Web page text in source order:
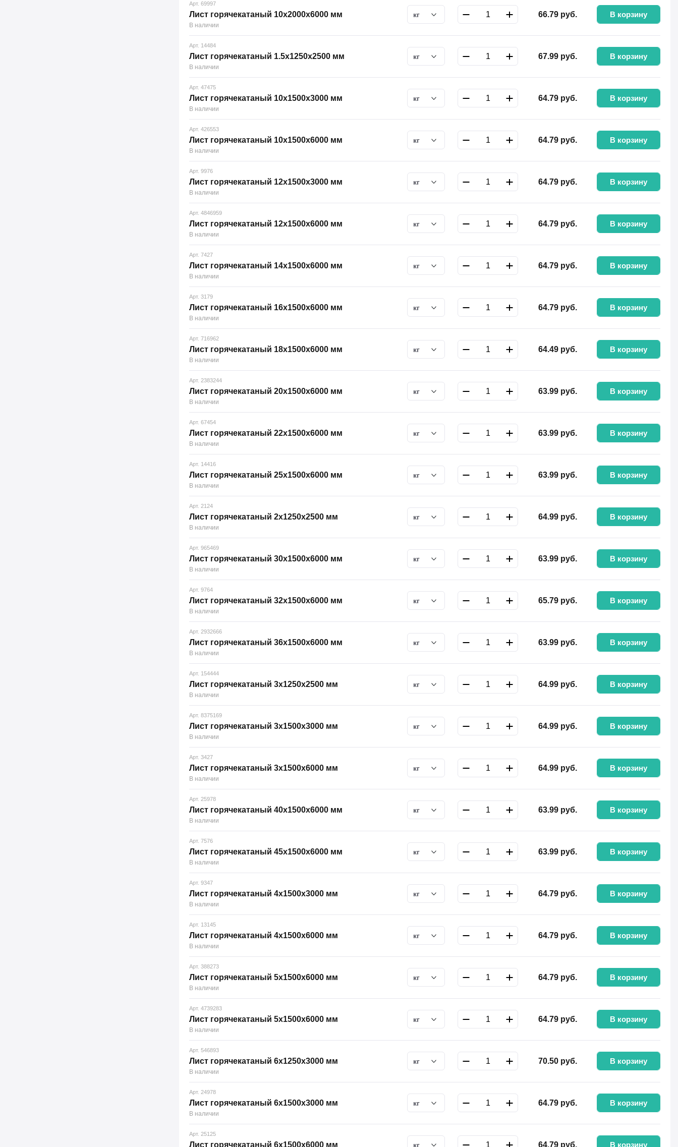
Арт. 69997
Лист горячекатаный 10х2000х6000 мм
В наличии
кг 66.79 руб. В корзину
Арт. 14484
Лист горячекатаный 1.5х1250х2500 мм
В наличии
кг 67.99 руб. В корзину
Арт. 47475
Лист горячекатаный 10х1500х3000 мм
В наличии
кг 64.79 руб. В корзину
Арт. 426553
Лист горячекатаный 10х1500х6000 мм
В наличии
кг 64.79 руб. В корзину
Арт. 9976
Лист горячекатаный 12х1500х3000 мм
В наличии
кг 64.79 руб. В корзину
Арт. 4846959
Лист горячекатаный 12х1500х6000 мм
В наличии
кг 64.79 руб. В корзину
Арт. 7427
Лист горячекатаный 14х1500х6000 мм
В наличии
кг 64.79 руб. В корзину
Арт. 3179
Лист горячекатаный 16х1500х6000 мм
В наличии
кг 64.79 руб. В корзину
Арт. 716962
Лист горячекатаный 18х1500х6000 мм
В наличии
кг 64.49 руб. В корзину
Арт. 2383244
Лист горячекатаный 20х1500х6000 мм
В наличии
кг 63.99 руб. В корзину
Арт. 67454
Лист горячекатаный 22х1500х6000 мм
В наличии
кг 63.99 руб. В корзину
Арт. 14416
Лист горячекатаный 25х1500х6000 мм
В наличии
кг 63.99 руб. В корзину
Арт. 2124
Лист горячекатаный 2х1250х2500 мм
В наличии
кг 64.99 руб. В корзину
Арт. 965469
Лист горячекатаный 30х1500х6000 мм
В наличии
кг 63.99 руб. В корзину
Арт. 9764
Лист горячекатаный 32х1500х6000 мм
В наличии
кг 65.79 руб. В корзину
Арт. 2932666
Лист горячекатаный 36х1500х6000 мм
В наличии
кг 63.99 руб. В корзину
Арт. 154444
Лист горячекатаный 3х1250х2500 мм
В наличии
кг 64.99 руб. В корзину
Арт. 8375169
Лист горячекатаный 3х1500х3000 мм
В наличии
кг 64.99 руб. В корзину
Арт. 3427
Лист горячекатаный 3х1500х6000 мм
В наличии
кг 64.99 руб. В корзину
Арт. 25978
Лист горячекатаный 40х1500х6000 мм
В наличии
кг 63.99 руб. В корзину
Арт. 7576
Лист горячекатаный 45х1500х6000 мм
В наличии
кг 63.99 руб. В корзину
Арт. 9347
Лист горячекатаный 4х1500х3000 мм
В наличии
кг 64.79 руб. В корзину
Арт. 13145
Лист горячекатаный 4х1500х6000 мм
В наличии
кг 64.79 руб. В корзину
Арт. 388273
Лист горячекатаный 5х1500х6000 мм
В наличии
кг 64.79 руб. В корзину
Арт. 4739283
Лист горячекатаный 5х1500х6000 мм
В наличии
кг 64.79 руб. В корзину
Арт. 546893
Лист горячекатаный 6х1250х3000 мм
В наличии
кг 70.50 руб. В корзину
Арт. 24978
Лист горячекатаный 6х1500х3000 мм
В наличии
кг 64.79 руб. В корзину
Арт. 25125
Лист горячекатаный 6х1500х6000 мм кг 64.79 руб. В корзину